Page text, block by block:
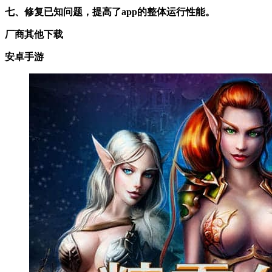
七、修复已知问题，提高了app的整体运行性能。
厂商其他下载
安卓手游